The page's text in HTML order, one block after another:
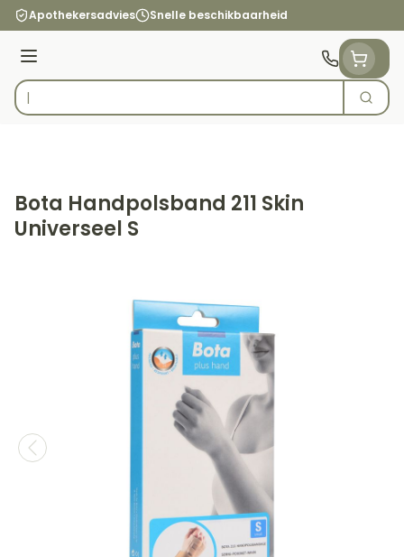
Ga naar de inhoud
Apothekersadvies Snelle beschikbaarheid
Menu
Product, merk, categorie...
Zoek
Bota Handpolsband 211 Skin
Universeel S